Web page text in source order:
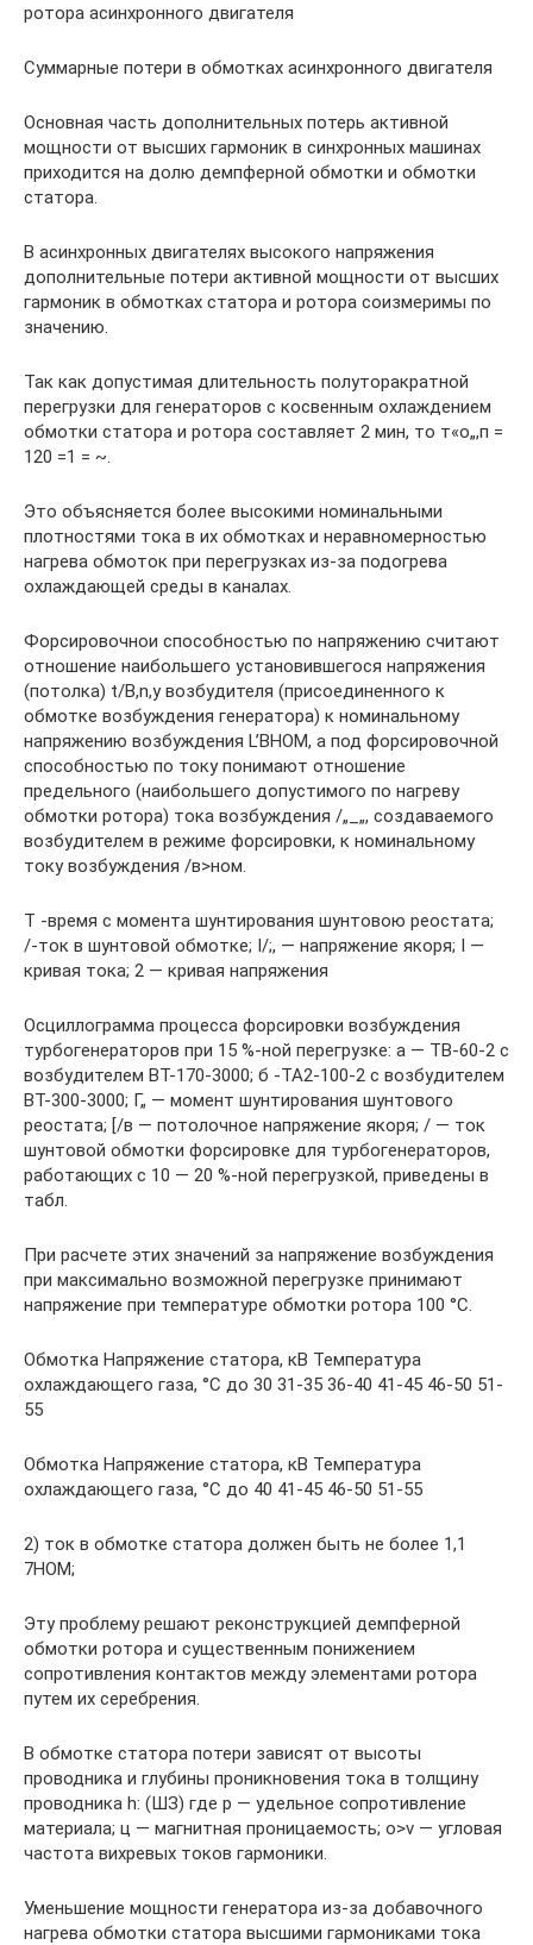
ротора асинхронного двигателя
Суммарные потери в обмотках асинхронного двигателя
Основная часть дополнительных потерь активной
мощности от высших гармоник в синхронных машинах
приходится на долю демпферной обмотки и обмотки
статора.
В асинхронных двигателях высокого напряжения
дополнительные потери активной мощности от высших
гармоник в обмотках статора и ротора соизмеримы по
значению.
Так как допустимая длительность полуторакратной
перегрузки для генераторов с косвенным охлаждением
обмотки статора и ротора составляет 2 мин, то т«о„,п =
120 =1 = ~.
Это объясняется более высокими номинальными
плотностями тока в их обмотках и неравномерностью
нагрева обмоток при перегрузках из-за подогрева
охлаждающей среды в каналах.
Форсировочнои способностью по напряжению считают
отношение наибольшего установившегося напряжения
(потолка) t/B,n,y возбудителя (присоединенного к
обмотке возбуждения генератора) к номинальному
напряжению возбуждения L’BHOM, а под форсировочной
способностью по току понимают отношение
предельного (наибольшего допустимого по нагреву
обмотки ротора) тока возбуждения /„_„, создаваемого
возбудителем в режиме форсировки, к номинальному
току возбуждения /в>ном.
Т -время с момента шунтирования шунтовою реостата;
/-ток в шунтовой обмотке; I/;, — напряжение якоря; I —
кривая тока; 2 — кривая напряжения
Осциллограмма процесса форсировки возбуждения
турбогенераторов при 15 %-ной перегрузке: а — ТВ-60-2 с
возбудителем ВТ-170-3000; б -ТА2-100-2 с возбудителем
ВТ-300-3000; Г„ — момент шунтирования шунтового
реостата; [/в — потолочное напряжение якоря; / — ток
шунтовой обмотки форсировке для турбогенераторов,
работающих с 10 — 20 %-ной перегрузкой, приведены в
табл.
При расчете этих значений за напряжение возбуждения
при максимально возможной перегрузке принимают
напряжение при температуре обмотки ротора 100 °С.
Обмотка Напряжение статора, кВ Температура
охлаждающего газа, °С до 30 31-35 36-40 41-45 46-50 51-
55
Обмотка Напряжение статора, кВ Температура
охлаждающего газа, °С до 40 41-45 46-50 51-55
2) ток в обмотке статора должен быть не более 1,1
7НОМ;
Эту проблему решают реконструкцией демпферной
обмотки ротора и существенным понижением
сопротивления контактов между элементами ротора
путем их серебрения.
В обмотке статора потери зависят от высоты
проводника и глубины проникновения тока в толщину
проводника h: (ШЗ) где р — удельное сопротивление
материала; ц — магнитная проницаемость; o>v — угловая
частота вихревых токов гармоники.
Уменьшение мощности генератора из-за добавочного
нагрева обмотки статора высшими гармониками тока